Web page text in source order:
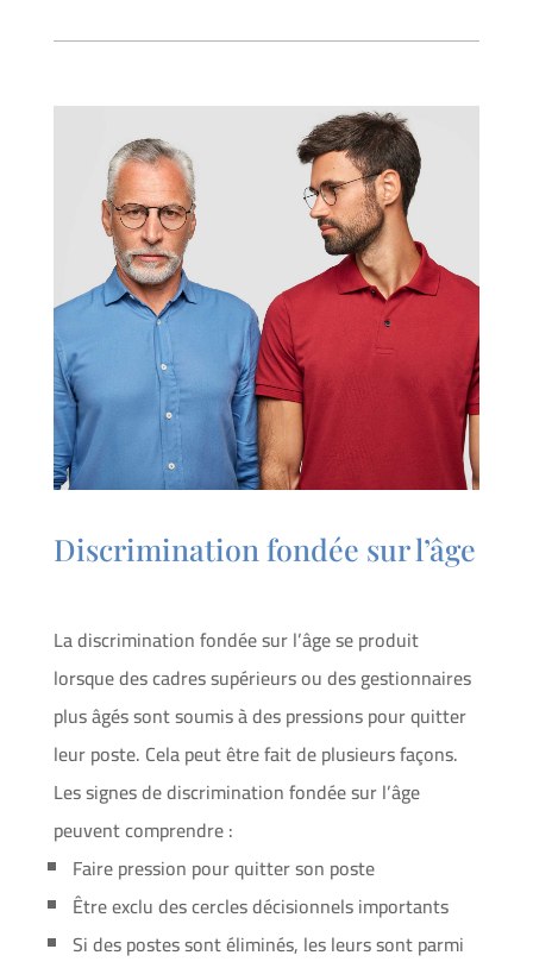
Discrimination fondée sur l’âge
La discrimination fondée sur l’âge se produit
lorsque des cadres supérieurs ou des gestionnaires
plus âgés sont soumis à des pressions pour quitter
leur poste. Cela peut être fait de plusieurs façons.
Les signes de discrimination fondée sur l’âge
peuvent comprendre :
Faire pression pour quitter son poste
Être exclu des cercles décisionnels importants
Si des postes sont éliminés, les leurs sont parmi